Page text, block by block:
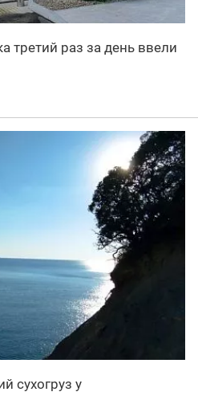
третий раз за день ввели
сухогруз у